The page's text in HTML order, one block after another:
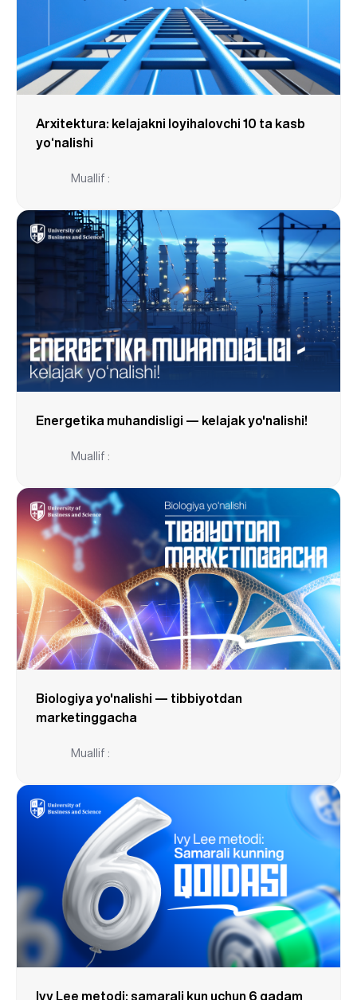
Arxitektura: kelajakni loyihalovchi 10 ta kasb
yo‘nalishi
Muallif :
Energetika muhandisligi — kelajak yo'nalishi!
Muallif :
Biologiya yo'nalishi — tibbiyotdan
marketinggacha
Muallif :
Ivy Lee metodi: samarali kun uchun 6 qadam